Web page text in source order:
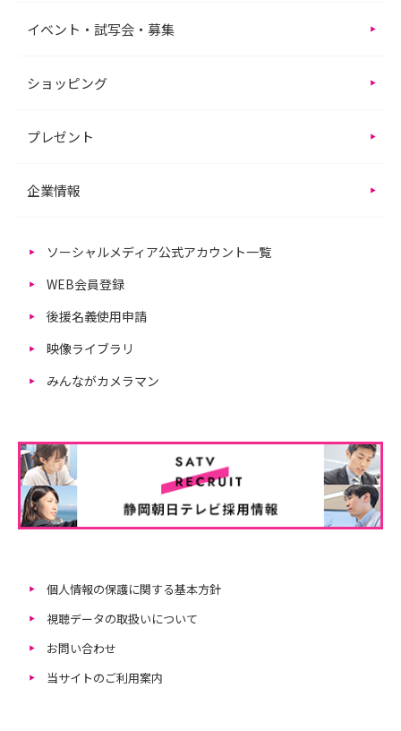
イベント・試写会・募集
ショッピング
プレゼント
企業情報
ソーシャルメディア公式アカウント一覧
WEB会員登録
後援名義使用申請
映像ライブラリ
みんながカメラマン
個人情報の保護に関する基本方針
視聴データの取扱いについて
お問い合わせ
当サイトのご利用案内